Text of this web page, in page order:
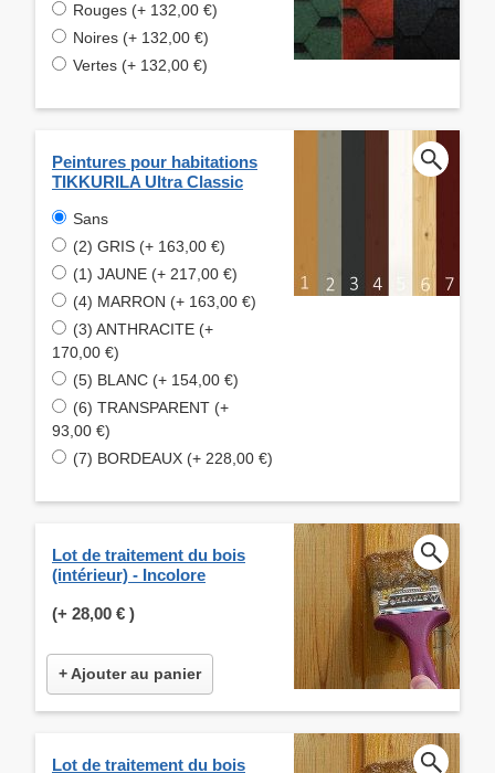
Rouges (+ 132,00 €)
Noires (+ 132,00 €)
Vertes (+ 132,00 €)
Peintures pour habitations
TIKKURILA Ultra Classic
Sans
(2) GRIS (+ 163,00 €)
(1) JAUNE (+ 217,00 €)
(4) MARRON (+ 163,00 €)
(3) ANTHRACITE (+
170,00 €)
(5) BLANC (+ 154,00 €)
(6) TRANSPARENT (+
93,00 €)
(7) BORDEAUX (+ 228,00 €)
Lot de traitement du bois
(intérieur) - Incolore
(+ 28,00 € )
+ Ajouter au panier
Lot de traitement du bois